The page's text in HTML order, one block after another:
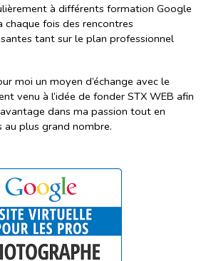
à différents formation Google
chaque fois des rencontres
tant sur le plan professionnel
moi un moyen d’échange avec le
venu à l’idée de fonder STX WEB afin
dans ma passion tout en
plus grand nombre.